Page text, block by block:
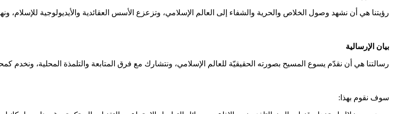
رؤيتنا هي أن نشهد وصول الخلاص والحرية والشفاء إلى العالم الإسلامي، وتزعزع الأسس العقائدية والأيديولوجية
بيان الإرسالية
رسالتنا هي أن نقدّم يسوع المسيح بصورته الحقيقيّة للعالم الإسلامي، ونتشارك مع فرق المتابعة والتلمذة المحلية، ونخدم
سوف نقوم بهذا: